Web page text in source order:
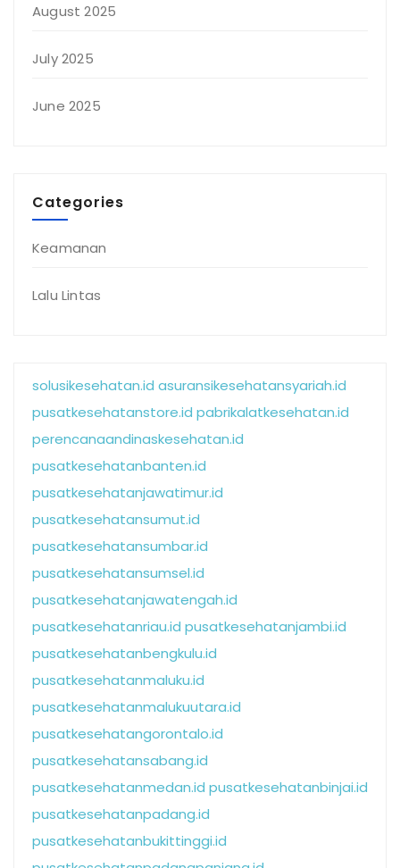
August 2025
July 2025
June 2025
Categories
Keamanan
Lalu Lintas
solusikesehatan.id asuransikesehatansyariah.id
pusatkesehatanstore.id pabrikalatkesehatan.id
perencanaandinaskesehatan.id
pusatkesehatanbanten.id
pusatkesehatanjawatimur.id
pusatkesehatansumut.id
pusatkesehatansumbar.id
pusatkesehatansumsel.id
pusatkesehatanjawatengah.id
pusatkesehatanriau.id pusatkesehatanjambi.id
pusatkesehatanbengkulu.id
pusatkesehatanmaluku.id
pusatkesehatanmalukuutara.id
pusatkesehatangorontalo.id
pusatkesehatansabang.id
pusatkesehatanmedan.id pusatkesehatanbinjai.id
pusatkesehatanpadang.id
pusatkesehatanbukittinggi.id